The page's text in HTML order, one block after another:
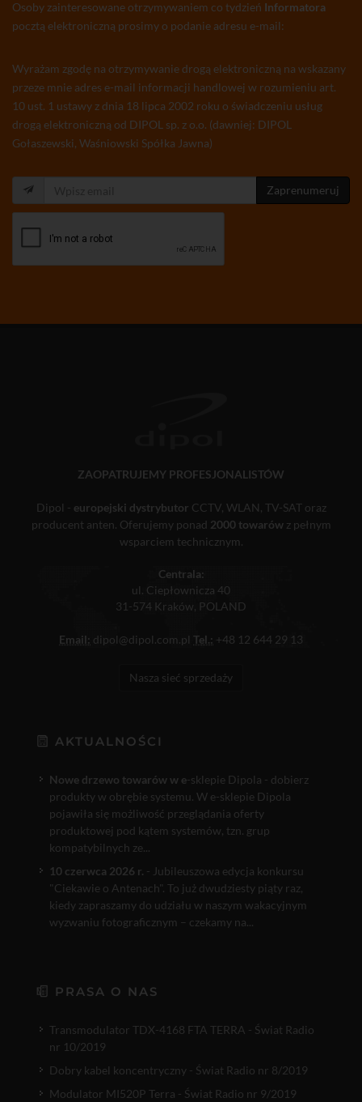
Osoby zainteresowane otrzymywaniem co tydzień Informatora
pocztą elektroniczną prosimy o podanie adresu e-mail:
Wyrażam zgodę na otrzymywanie drogą elektroniczną na wskazany
przeze mnie adres e-mail informacji handlowej w rozumieniu art.
10 ust. 1 ustawy z dnia 18 lipca 2002 roku o świadczeniu usług
drogą elektroniczną od DIPOL sp. z o.o. (dawniej: DIPOL
Gołaszewski, Waśniowski Spółka Jawna)
Zaprenumeruj
ZAOPATRUJEMY PROFESJONALISTÓW
Dipol - europejski dystrybutor CCTV, WLAN, TV-SAT oraz
producent anten. Oferujemy ponad 2000 towarówz pełnym
wsparciem technicznym.
Centrala:
ul. Ciepłownicza 40
31-574 Kraków, POLAND
Email: dipol@dipol.com.pl Tel.: +48 12 644 29 13
Nasza sieć sprzedaży
AKTUALNOŚCI
Nowe drzewo towarów w e-sklepie Dipola - dobierz
produkty w obrębie systemu. W e-sklepie Dipola
pojawiła się możliwość przeglądania oferty
produktowej pod kątem systemów, tzn. grup
kompatybilnych ze...
10 czerwca 2026 r. - Jubileuszowa edycja konkursu
"Ciekawie o Antenach". To już dwudziesty piąty raz,
kiedy zapraszamy do udziału w naszym wakacyjnym
wyzwaniu fotograficznym – czekamy na...
PRASA O NAS
Transmodulator TDX-4168 FTA TERRA - Świat Radio
nr 10/2019
Dobry kabel koncentryczny - Świat Radio nr 8/2019
Modulator MI520P Terra - Świat Radio nr 9/2019